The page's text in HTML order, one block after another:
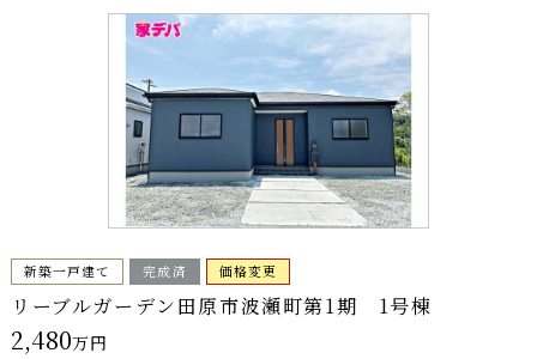
新築一戸建て 完成済 価格変更
リーブルガーデン田原市波瀬町第1期 1号棟
2,480万円